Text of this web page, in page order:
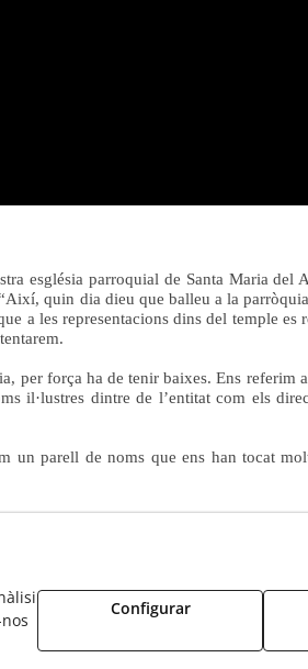
església parroquial de Santa Maria del
quin dia dieu que balleu a la
a les representacions dins del temple es
per força ha de tenir baixes. Ens referim
il·lustres dintre de l’entitat com els
un parell de noms que ens han tocat
Configurar